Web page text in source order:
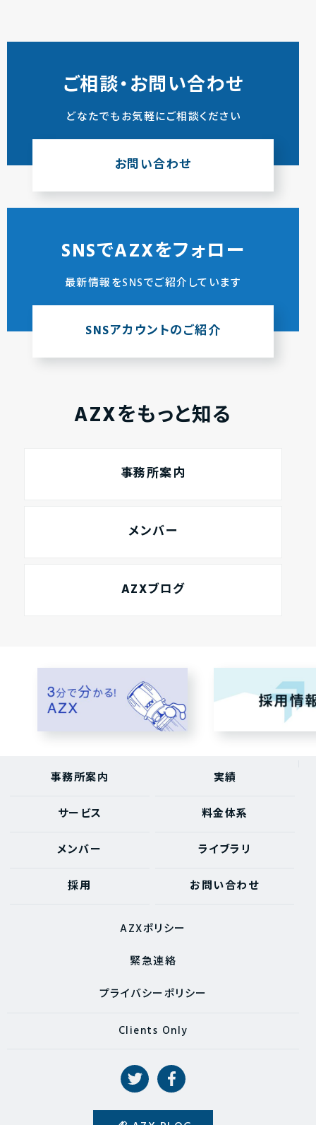
ご相談・お問い合わせ
どなたでもお気軽にご相談ください
お問い合わせ
SNSでAZXをフォロー
最新情報をSNSでご紹介しています
SNSアカウントのご紹介
AZXをもっと知る
事務所案内
メンバー
AZXブログ
事務所案内 実績
サービス 料金体系
メンバー ライブラリ
採用 お問い合わせ
AZXポリシー
緊急連絡
プライバシーポリシー
Clients Only